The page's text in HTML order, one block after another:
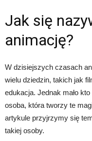
Jak się
animację?
W dzisiejszych czasach
wielu dziedzin, takich jak
edukacja. Jednak mało
osoba, która tworzy te
artykule przyjrzymy się
takiej osoby.